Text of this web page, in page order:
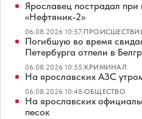
Ярославец пострадал при
«Нефтяник-2»
06.08.2026 10:57|
Погибшую во время
Петербурга отпели в
06.08.2026 10:55|КРИМИНАЛ
На ярославских АЗС
06.08.2026 10:48|ОБЩЕСТВО
На ярославских
песок